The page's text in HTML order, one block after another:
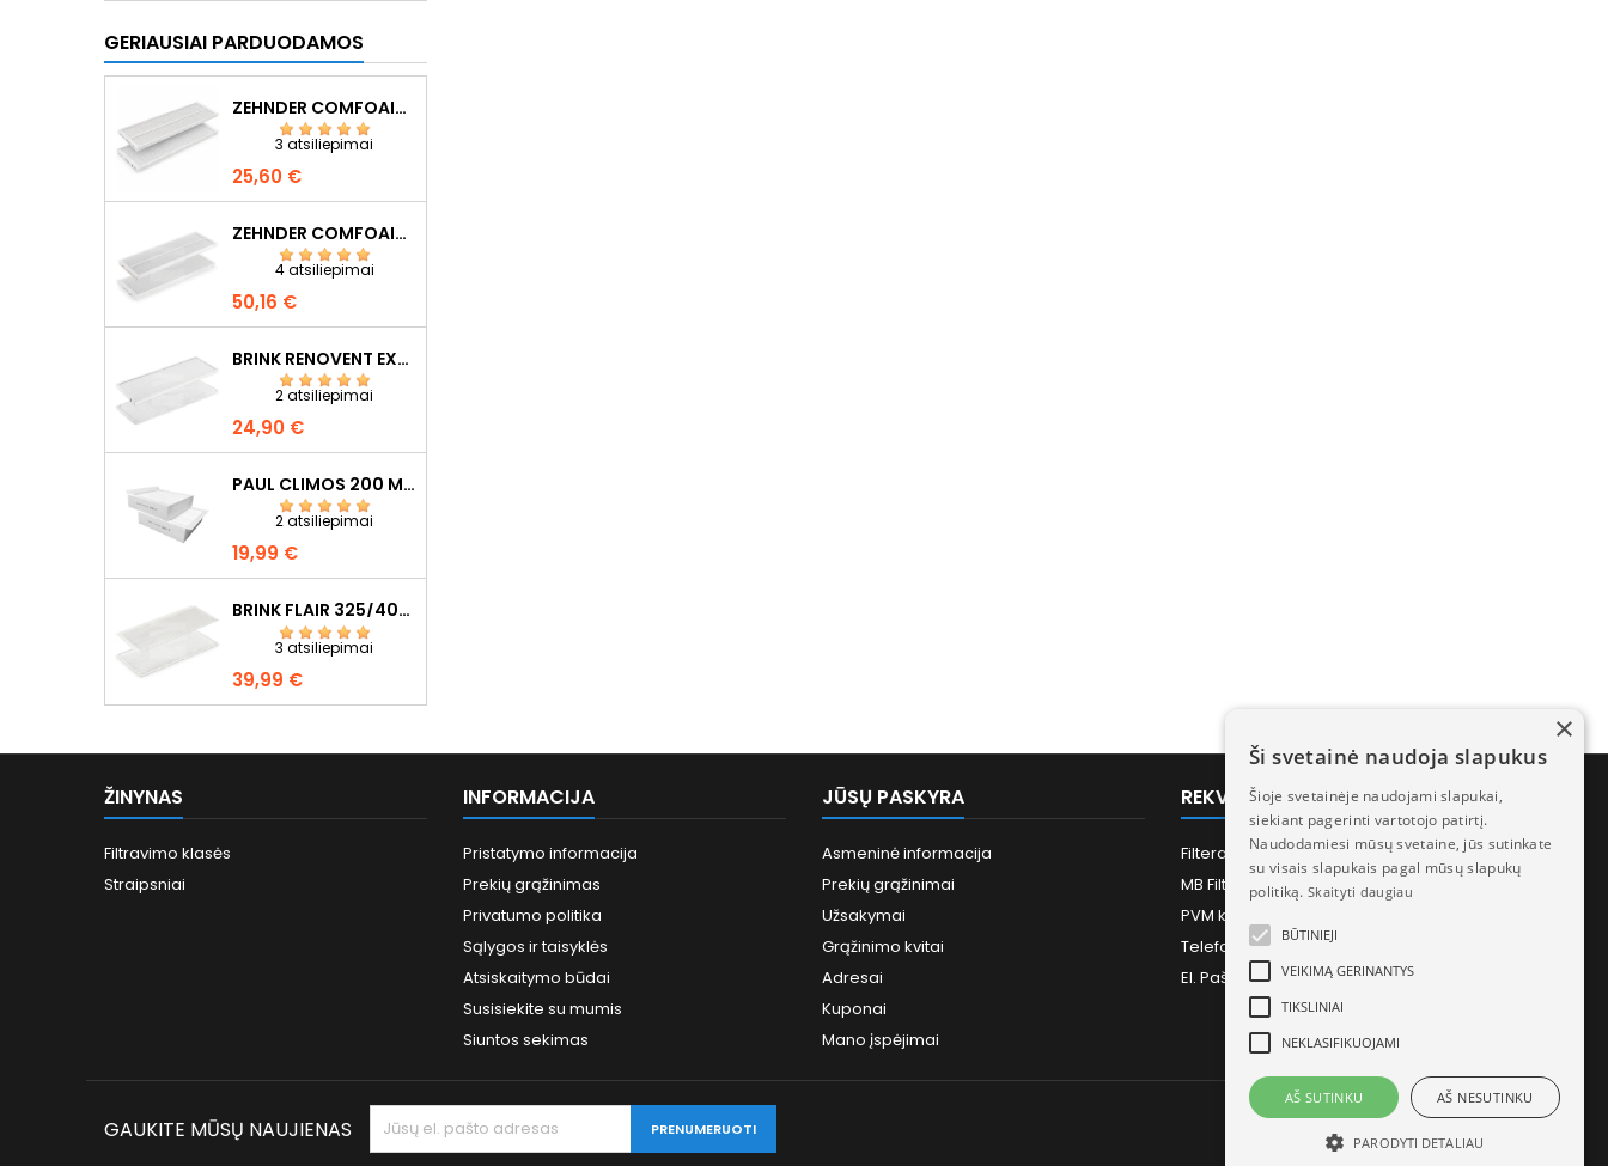
GERIAUSIAI PARDUODAMOS
ZEHNDER COMFOAIR Q350/Q450/Q600 F7+G4
3 atsiliepimai
Kaina
25,60 €
ZEHNDER COMFOAIR Q350/Q450/Q600 F7+G4
4 atsiliepimai
Kaina
50,16 €
BRINK RENOVENT EXCELLENT 300/400/450 F7+G4
2 atsiliepimai
Kaina
24,90 €
PAUL CLIMOS 200 M5+M5
2 atsiliepimai
Kaina
19,99 €
BRINK FLAIR 325/400 F7+G4
3 atsiliepimai
Kaina
39,99 €
ŽINYNAS
Filtravimo klasės
Straipsniai
INFORMACIJA
Pristatymo informacija
Prekių grąžinimas
Privatumo politika
Sąlygos ir taisyklės
Atsiskaitymo būdai
Susisiekite su mumis
Siuntos sekimas
JŪSŲ PASKYRA
Asmeninė informacija
Prekių grąžinimai
Užsakymai
Grąžinimo kvitai
Adresai
Kuponai
Mano įspėjimai
REKVIZITAI
Filtera.lt - Rekuperatorių filtrai ir priedai
MB Filtera - Įmonės kodas 306414502
PVM kodas: LT100017835817
Telefonas:+370 613 73733
El. Paštas:Info@filtera.lt
GAUKITE MŪSŲ NAUJIENAS
×
Ši svetainė naudoja slapukus
Šioje svetainėje naudojami slapukai,
siekiant pagerinti vartotojo patirtį.
Naudodamiesi mūsų svetaine, jūs sutinkate
su visais slapukais pagal mūsų slapukų
politiką. Skaityti daugiau
BŪTINIEJI
VEIKIMĄ GERINANTYS
TIKSLINIAI
NEKLASIFIKUOJAMI
AŠ SUTINKU AŠ NESUTINKU
PARODYTI DETALIAU